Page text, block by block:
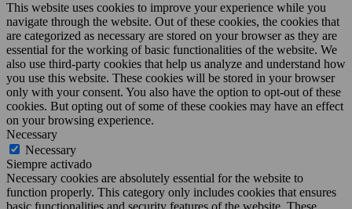
This website uses cookies to improve your experience while you
navigate through the website. Out of these cookies, the cookies that
are categorized as necessary are stored on your browser as they are
essential for the working of basic functionalities of the website. We
also use third-party cookies that help us analyze and understand how
you use this website. These cookies will be stored in your browser
only with your consent. You also have the option to opt-out of these
cookies. But opting out of some of these cookies may have an effect
on your browsing experience.
Necessary
Necessary
Siempre activado
Necessary cookies are absolutely essential for the website to
function properly. This category only includes cookies that ensures